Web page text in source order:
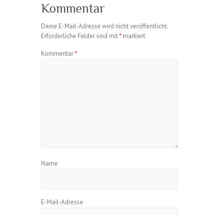
Kommentar
Deine E-Mail-Adresse wird nicht veröffentlicht.
Erforderliche Felder sind mit* markiert
Kommentar*
Name
E-Mail-Adresse